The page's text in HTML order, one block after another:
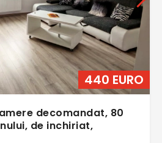
440 EURO
decomandat, 80
de inchiriat,